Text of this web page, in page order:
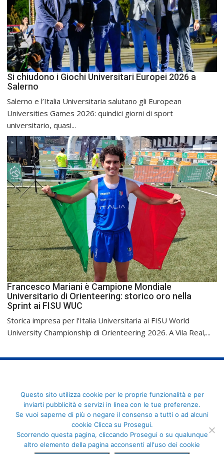
Si chiudono i Giochi Universitari Europei 2026 a
Salerno
Salerno e l’Italia Universitaria salutano gli European
Universities Games 2026: quindici giorni di sport
universitario, quasi...
Francesco Mariani è Campione Mondiale
Universitario di Orienteering: storico oro nella
Sprint ai FISU WUC
Storica impresa per l’Italia Universitaria ai FISU World
University Championship di Orienteering 2026. A Vila Real,...
FederCUSI: Federazione Italiana dello Sport Universitario - Via
Angelo Brofferio, 7 - 00195 Roma - C.F. 80109270589
Questo sito utilizza cookie per le proprie funzionalità e per
inviarti pubblicità e servizi in linea con le tue preferenze.
Se vuoi saperne di più o negare il consenso a tutti o ad alcuni
cookie Clicca su Prosegui.
Scorrendo questa pagina, cliccando Prosegui o su qualunque
altro elemento della pagina acconsenti all'uso dei cookie